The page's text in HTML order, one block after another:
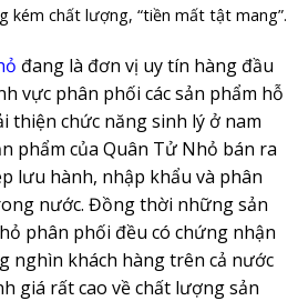
kém chất lượng, “tiền mất tật mang”.
đang là đơn vị uy tín hàng đầu
vực phân phối các sản phẩm hỗ
thiện chức năng sinh lý ở nam
phẩm của Quân Tử Nhỏ bán ra
lưu hành, nhập khẩu và phân
nước. Đồng thời những sản
phân phối đều có chứng nhận
nghìn khách hàng trên cả nước
giá rất cao về chất lượng sản